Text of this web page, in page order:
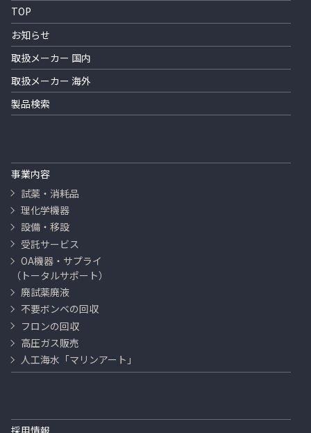
TOP
お知らせ
取扱メーカー 国内
取扱メーカー 海外
製品検索
事業内容
試薬・消耗品
理化学機器
設備・移設
受託サービス
OA機器・サプライ
（トータルサポート）
廃試薬廃液
不要ボンベの回収
フロンの回収
高圧ガス販売
人工海水「マリンアート」